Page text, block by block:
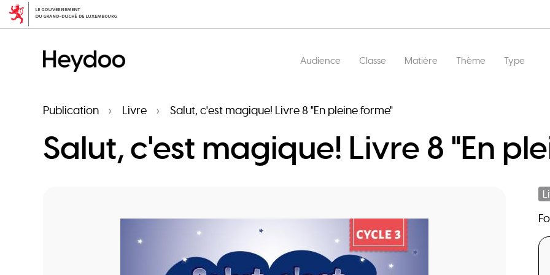
principal
Main
Audience Classe Matière Thème Type
Publication Livre Salut, c'est magique! Livre 8 "En pleine forme"
Salut, c'est magique! Livre 8 "En